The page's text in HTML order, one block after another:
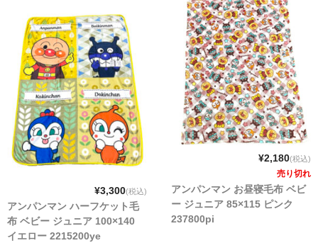
¥3,300(税込)
アンパンマン ハーフケット毛
布 ベビー ジュニア 100×140
イエロー 2215200ye
¥2,180(税込)
売り切れ
アンパンマン お昼寝毛布 ベビ
ー ジュニア 85×115 ピンク
237800pi